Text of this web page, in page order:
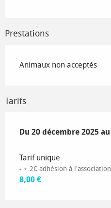
Prestations
Animaux non acceptés
Tarifs
Du 20 décembre 2025 au
Du 20 décembre 2025 au
Tarif unique
- + 2€ adhésion à l'association
8,00 €